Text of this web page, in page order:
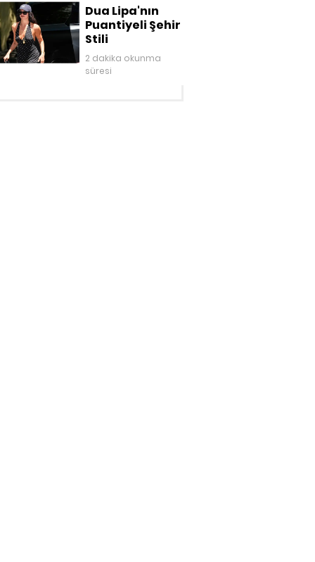
Gardırop
Dua Lipa'nın
Puantiyeli Şehir
Stili
2 dakika okunma
süresi